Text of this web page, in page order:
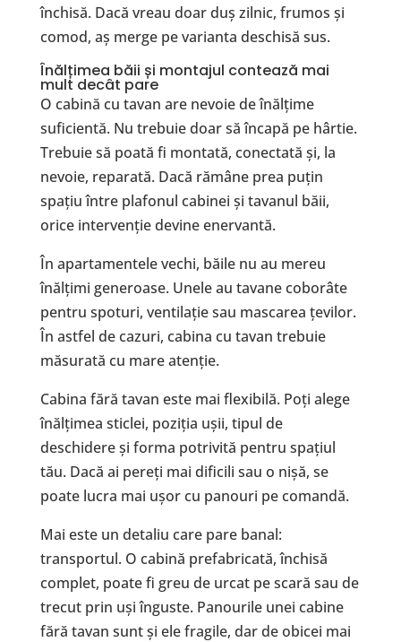
închisă. Dacă vreau doar duș zilnic, frumos și
comod, aș merge pe varianta deschisă sus.
Înălțimea băii și montajul contează mai
mult decât pare
O cabină cu tavan are nevoie de înălțime
suficientă. Nu trebuie doar să încapă pe hârtie.
Trebuie să poată fi montată, conectată și, la
nevoie, reparată. Dacă rămâne prea puțin
spațiu între plafonul cabinei și tavanul băii,
orice intervenție devine enervantă.
În apartamentele vechi, băile nu au mereu
înălțimi generoase. Unele au tavane coborâte
pentru spoturi, ventilație sau mascarea țevilor.
În astfel de cazuri, cabina cu tavan trebuie
măsurată cu mare atenție.
Cabina fără tavan este mai flexibilă. Poți alege
înălțimea sticlei, poziția ușii, tipul de
deschidere și forma potrivită pentru spațiul
tău. Dacă ai pereți mai dificili sau o nișă, se
poate lucra mai ușor cu panouri pe comandă.
Mai este un detaliu care pare banal:
transportul. O cabină prefabricată, închisă
complet, poate fi greu de urcat pe scară sau de
trecut prin uși înguste. Panourile unei cabine
fără tavan sunt și ele fragile, dar de obicei mai